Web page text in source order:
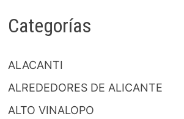
Categorías
ALACANTI
ALREDEDORES DE ALICANTE
ALTO VINALOPO